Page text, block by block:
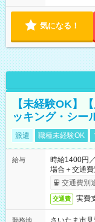
気になる！
【未経験OK】
ッキング・シー
派遣 職種未経験OK
給与
時給1400円
場合＋交通
交通費別
交通費 実費
勤務地
さいたま市見